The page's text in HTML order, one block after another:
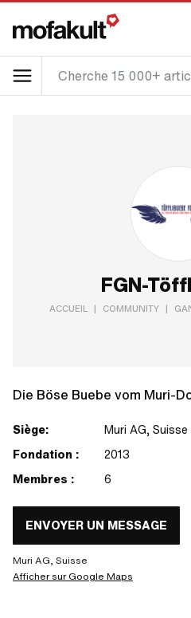
FGN-
ACCUEIL | COMMUNITY |
Die Böse Buebe vom Muri-
Siège:
Muri AG, Suisse
Fondation :
2013
Membres :
6
ENVOYER UN MESSAGE
Muri AG, Suisse
Afficher sur Google Maps